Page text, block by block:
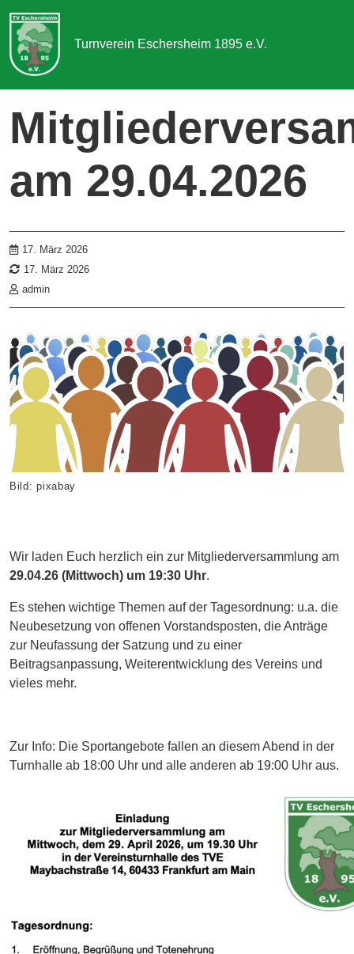
Turnverein Eschersheim 1895 e.V.
Abteilungen
Aktuelles & Termine
Kontakt
am 29.04.2026
17. März 2026
17. März 2026
admin
Bild: pixabay
Wir laden Euch herzlich ein zur Mitgliederversammlung am
29.04.26 (Mittwoch) um 19:30 Uhr.
Es stehen wichtige Themen auf der Tagesordnung: u.a. die
Neubesetzung von offenen Vorstandsposten, die Anträge
zur Neufassung der Satzung und zu einer
Beitragsanpassung, Weiterentwicklung des Vereins und
vieles mehr.
Zur Info: Die Sportangebote fallen an diesem Abend in der
Turnhalle ab 18:00 Uhr und alle anderen ab 19:00 Uhr aus.